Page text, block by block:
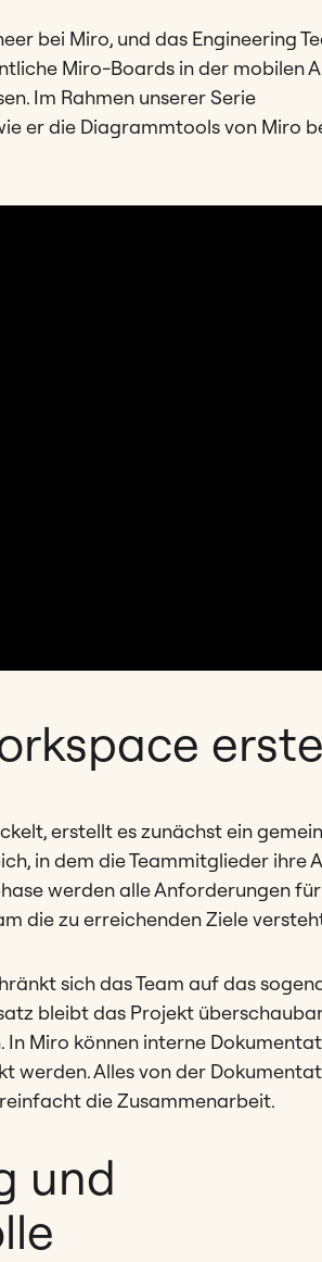
bei Miro, und das Engineering
Miro-Boards in der mobilen
Im Rahmen unserer Serie
er die Diagrammtools von Miro
erstellt es zunächst ein
in dem die Teammitglieder ihre
werden alle Anforderungen
die zu erreichenden Ziele
sich das Team auf das
bleibt das Projekt
Miro können interne
werden. Alles von der
die Zusammenarbeit.
und